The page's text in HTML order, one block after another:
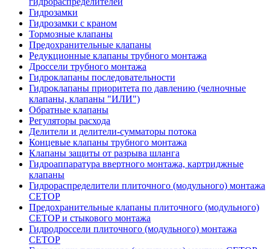
Гидрозамки
Гидрозамки с краном
Тормозные клапаны
Предохранительные клапаны
Редукционные клапаны трубного монтажа
Дроссели трубного монтажа
Гидроклапаны последовательности
Гидроклапаны приоритета по давлению (челночные
клапаны, клапаны "ИЛИ")
Обратные клапаны
Регуляторы расхода
Делители и делители-сумматоры потока
Концевые клапаны трубного монтажа
Клапаны защиты от разрыва шланга
Гидроаппаратура ввертного монтажа, картриджные
клапаны
Гидрораспределители плиточного (модульного) монтажa
CETOP
Предохранительные клапаны плиточного (модульного)
CETOP и стыкового монтажа
Гидродроссели плиточного (модульного) монтажа
CETOP